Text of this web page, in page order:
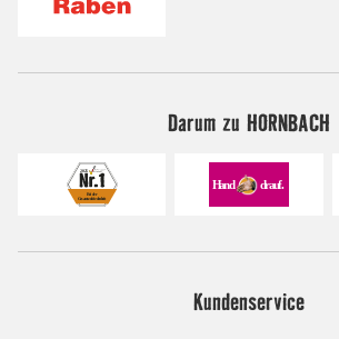
Darum zu HORNBACH
Kundenservice